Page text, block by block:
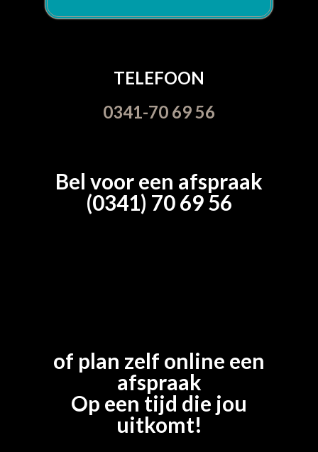
TELEFOON
0341-70 69 56
Bel voor een afspraak
(0341) 70 69 56
of plan zelf online een
afspraak
Op een tijd die jou
uitkomt!